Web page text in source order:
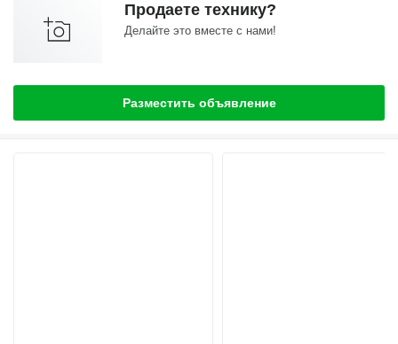
Продаете технику?
Делайте это вместе с нами!
Разместить объявление